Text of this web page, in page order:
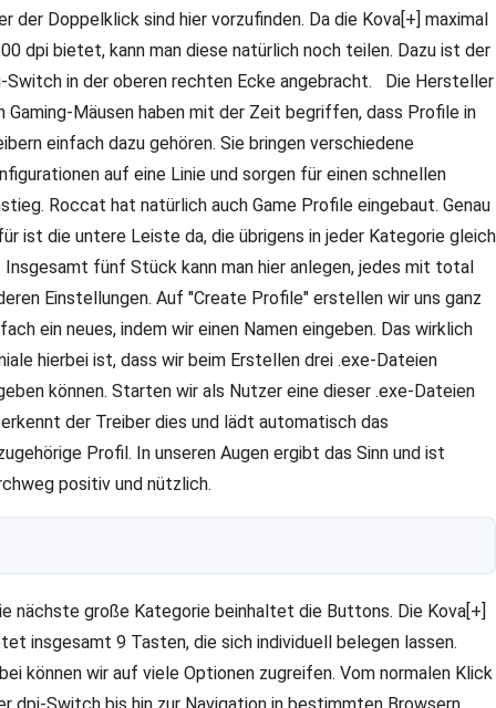
der Doppelklick sind hier vorzufinden. Da die Kova[+] maximal
dpi bietet, kann man diese natürlich noch teilen. Dazu ist der
Switch in der oberen rechten Ecke angebracht. Die Hersteller
Gaming-Mäusen haben mit der Zeit begriffen, dass Profile in
einfach dazu gehören. Sie bringen verschiedene
auf eine Linie und sorgen für einen schnellen
Roccat hat natürlich auch Game Profile eingebaut. Genau
ist die untere Leiste da, die übrigens in jeder Kategorie gleich
Insgesamt fünf Stück kann man hier anlegen, jedes mit total
Einstellungen. Auf "Create Profile" erstellen wir uns ganz
ein neues, indem wir einen Namen eingeben. Das wirklich
hierbei ist, dass wir beim Erstellen drei .exe-Dateien
können. Starten wir als Nutzer eine dieser .exe-Dateien
der Treiber dies und lädt automatisch das
Profil. In unseren Augen ergibt das Sinn und ist
positiv und nützlich.
nächste große Kategorie beinhaltet die Buttons. Die Kova[+]
insgesamt 9 Tasten, die sich individuell belegen lassen.
können wir auf viele Optionen zugreifen. Vom normalen Klick
dpi-Switch bis hin zur Navigation in bestimmten Browsern.